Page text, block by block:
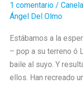
1 comentario /
Ángel Del Olmo
Estábamos a la
– pop a su terreno ó
baile al suyo. Y
ellos. Han recreado